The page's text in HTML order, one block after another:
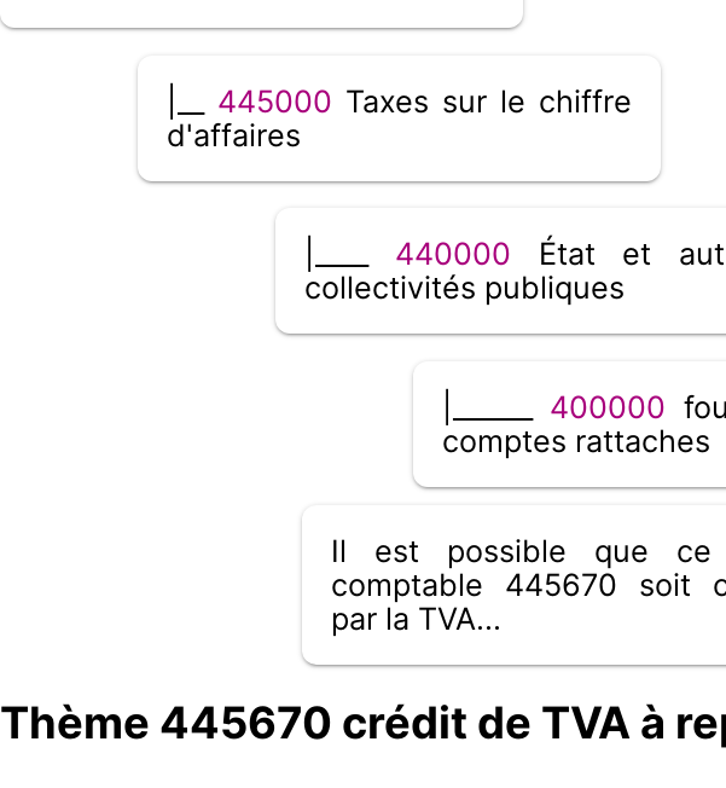
445000 Taxes sur le chiffre
d'affaires
440000 État et
collectivités publiques
400000
comptes rattaches
Il est possible que ce
comptable 445670 soit
par la TVA...
Thème 445670 crédit de TVA à